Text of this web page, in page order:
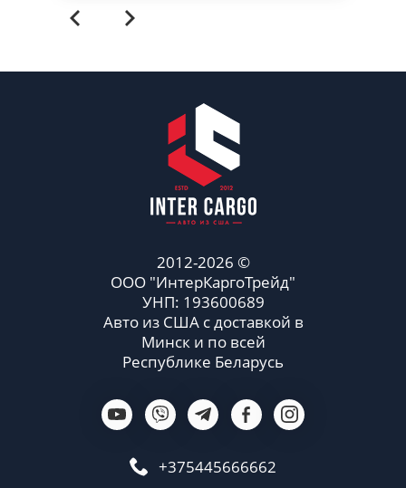
2012-2026 ©
ООО "ИнтерКаргоТрейд"
УНП: 193600689
Авто из США с доставкой в
Минск и по всей
Республике Беларусь
+375445666662